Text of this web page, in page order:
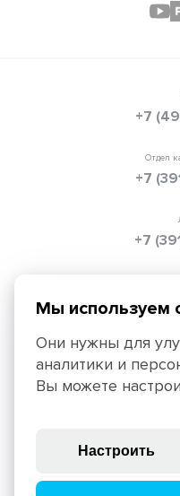
+7
Отдел
+7
+7
Красноярск,
Мы используем
Они нужны для
аналитики и
Вы можете
Настроить